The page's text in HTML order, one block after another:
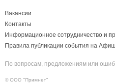
Вакансии
Контакты
Информационное сотрудничество и
Правила публикации события на
По вопросам, предложениям или
© ООО "Примнет"